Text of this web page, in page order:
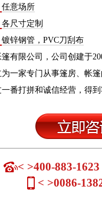
任意场所
各尺寸定制
镀锌钢管，PVC刀刮布
有限公司，公司创建于
一家专门从事篷房、帐
番打拼和诚信经营，得到
< >400-883-
< >0086-